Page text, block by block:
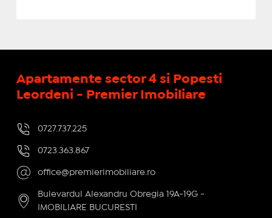
Apartamente sector 4 si Popesti
Leordeni - Premier Imobiliare
0727.737.225
0723.363.867
office@premierimobiliare.ro
Bulevardul Alexandru Obregia 19A-19G -
IMOBILIARE BUCURESTI